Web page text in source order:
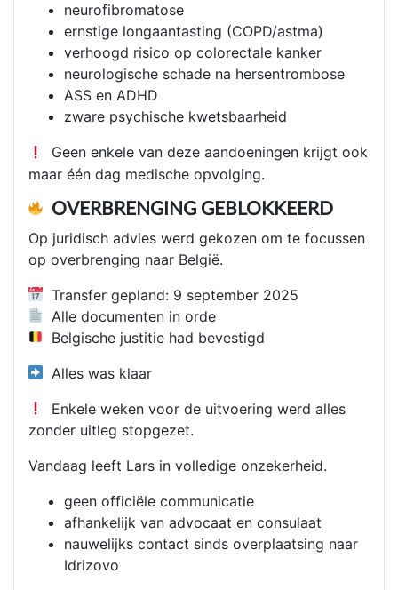
neurofibromatose
ernstige longaantasting (COPD/astma)
verhoogd risico op colorectale kanker
neurologische schade na hersentrombose
ASS en ADHD
zware psychische kwetsbaarheid
Geen enkele van deze aandoeningen krijgt ook
maar één dag medische opvolging.
OVERBRENGING GEBLOKKEERD
Op juridisch advies werd gekozen om te focussen
op overbrenging naar België.
Transfer gepland: 9 september 2025
Alle documenten in orde
Belgische justitie had bevestigd
Alles was klaar
Enkele weken voor de uitvoering werd alles
zonder uitleg stopgezet.
Vandaag leeft Lars in volledige onzekerheid.
geen officiële communicatie
afhankelijk van advocaat en consulaat
nauwelijks contact sinds overplaatsing naar
Idrizovo